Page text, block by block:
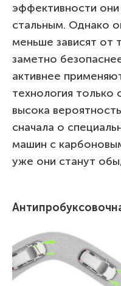
эффективности
стальным. Однако
меньше зависят от
заметно
активнее
технология только
высока
сначала о
машин с
уже они станут